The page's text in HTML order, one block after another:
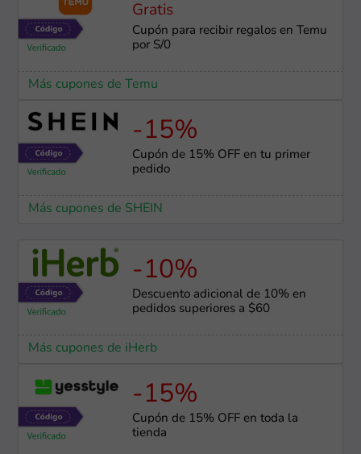
Gratis
Cupón para recibir regalos en Temu
por S/0
Más cupones de Temu
-15%
Cupón de 15% OFF en tu primer
pedido
Más cupones de SHEIN
-10%
Descuento adicional de 10% en
pedidos superiores a $60
Más cupones de iHerb
-15%
Cupón de 15% OFF en toda la
tienda